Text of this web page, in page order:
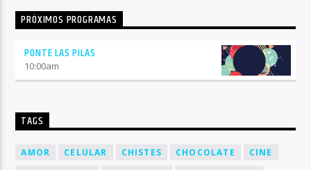
PRÓXIMOS PROGRAMAS
PONTE LAS PILAS
10:00am
TAGS
AMOR CELULAR CHISTES CHOCOLATE
CINE